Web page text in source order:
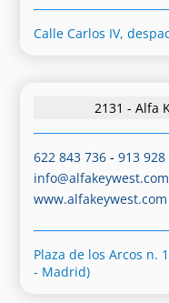
Calle Carlos IV,
2131 - Alfa
622 843 736 -913 928
info@alfakeywest.com
www.alfakeywest.com
Plaza de los Arcos n.
- Madrid)